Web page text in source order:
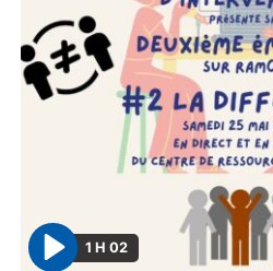
1 H 02